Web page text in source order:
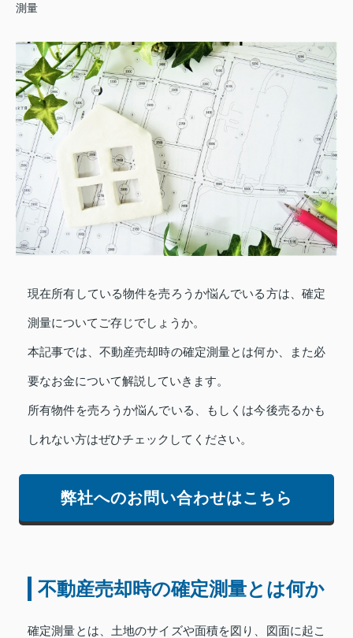
測量
現在所有している物件を売ろうか悩んでいる方は、確定
測量についてご存じでしょうか。
本記事では、不動産売却時の確定測量とは何か、また必
要なお金について解説していきます。
所有物件を売ろうか悩んでいる、もしくは今後売るかも
しれない方はぜひチェックしてください。
弊社へのお問い合わせはこちら
不動産売却時の確定測量とは何か
確定測量とは、土地のサイズや面積を図り、図面に起こ